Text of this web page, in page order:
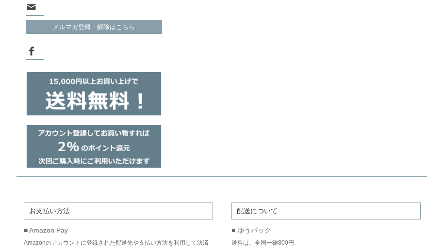
メルマガ登録・解除はこちら
お支払い方法
■ Amazon Pay
Amazonのアカウントに登録された配送先や支払い方法を利用して決済
配送について
■ ゆうパック
送料は、全国一律800円